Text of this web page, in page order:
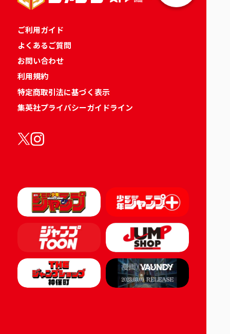
ご利用ガイド
よくあるご質問
お問い合わせ
利用規約
特定商取引法に基づく表示
集英社プライバシーガイドライン